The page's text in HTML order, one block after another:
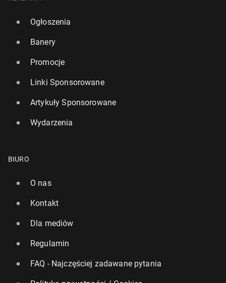
Ogłoszenia
Banery
Promocje
Linki Sponsorowane
Artykuły Sponsorowane
Wydarzenia
BIURO
O nas
Kontakt
Dla mediów
Regulamin
FAQ - Najczęściej zadawane pytania